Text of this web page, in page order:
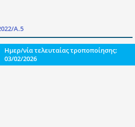
Α.5
Ημερ/νία τελευταίας τροποποίησης:
03/02/2026